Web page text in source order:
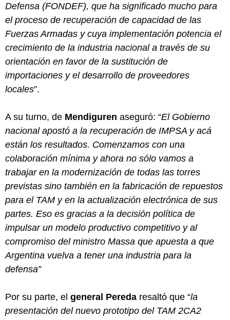
Defensa (FONDEF), que ha significado mucho para
el proceso de recuperación de capacidad de las
Fuerzas Armadas y cuya implementación potencia el
crecimiento de la industria nacional a través de su
orientación en favor de la sustitución de
importaciones y el desarrollo de proveedores
locales”.
A su turno, de Mendiguren aseguró: “El Gobierno
nacional apostó a la recuperación de IMPSA y acá
están los resultados. Comenzamos con una
colaboración mínima y ahora no sólo vamos a
trabajar en la modernización de todas las torres
previstas sino también en la fabricación de repuestos
para el TAM y en la actualización electrónica de sus
partes. Eso es gracias a la decisión política de
impulsar un modelo productivo competitivo y al
compromiso del ministro Massa que apuesta a que
Argentina vuelva a tener una industria para la
defensa”
Por su parte, el general Pereda resaltó que “la
presentación del nuevo prototipo del TAM 2CA2